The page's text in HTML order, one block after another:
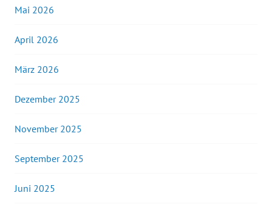
Mai 2026
April 2026
März 2026
Dezember 2025
November 2025
September 2025
Juni 2025